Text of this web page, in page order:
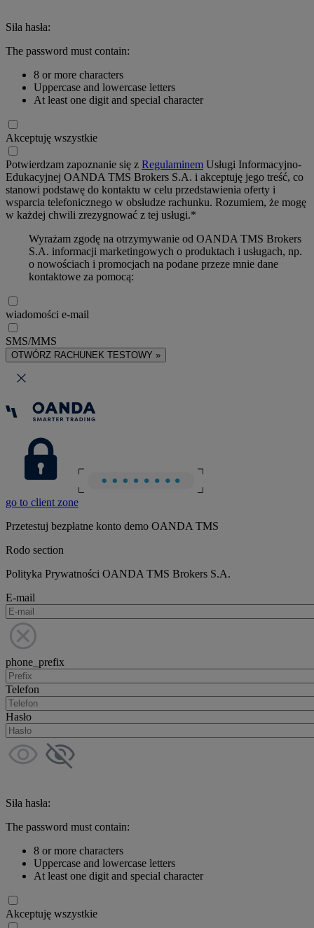
Siła hasła:
The password must contain:
8 or more characters
Uppercase and lowercase letters
At least one digit and special character
Akceptuję wszystkie
Potwierdzam zapoznanie się z Regulaminem Usługi Informacyjno-
Edukacyjnej OANDA TMS Brokers S.A. i akceptuję jego treść, co
stanowi podstawę do kontaktu w celu przedstawienia oferty i
wsparcia telefonicznego w obsłudze rachunku. Rozumiem, że mogę
w każdej chwili zrezygnować z tej usługi.*
Wyrażam zgodę na otrzymywanie od OANDA TMS Brokers
S.A. informacji marketingowych o produktach i usługach, np.
o nowościach i promocjach na podane przeze mnie dane
kontaktowe za pomocą:
wiadomości e-mail
SMS/MMS
OTWÓRZ RACHUNEK TESTOWY »
go to client zone
Przetestuj bezpłatne konto demo OANDA TMS
Rodo section
Polityka Prywatności OANDA TMS Brokers S.A.
E-mail
phone_prefix
Telefon
Hasło
Siła hasła:
The password must contain:
8 or more characters
Uppercase and lowercase letters
At least one digit and special character
Akceptuję wszystkie